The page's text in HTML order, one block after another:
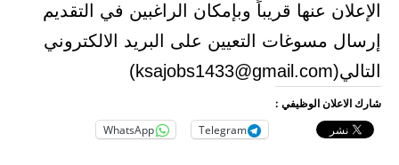
الإعلان عنها قريباً وبإمكان الراغبين في التقديم
إرسال مسوغات التعيين على البريد الالكتروني
التالي(ksajobs1433@gmail.com)
شارك الاعلان الوظيفي :
Telegram
WhatsApp